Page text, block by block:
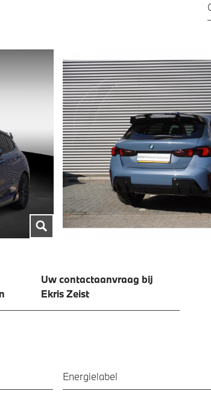
Uw contactaanvraag bij
Ekris Zeist
Energielabel